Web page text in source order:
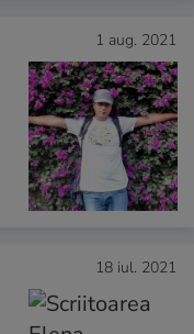
1 aug. 2021
18 iul. 2021